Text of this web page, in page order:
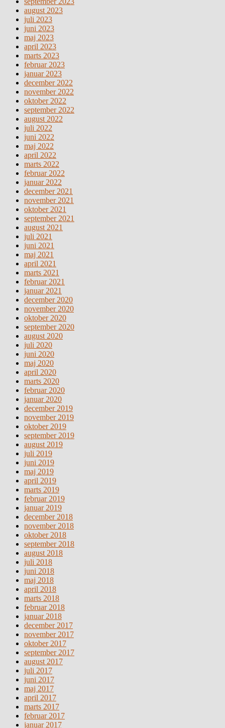
august 2023
juli 2023
juni 2023
maj 2023
april 2023
marts 2023
februar 2023
januar 2023
december 2022
november 2022
oktober 2022
september 2022
august 2022
juli 2022
juni 2022
maj 2022
april 2022
marts 2022
februar 2022
januar 2022
december 2021
november 2021
oktober 2021
september 2021
august 2021
juli 2021
juni 2021
maj 2021
april 2021
marts 2021
februar 2021
januar 2021
december 2020
november 2020
oktober 2020
september 2020
august 2020
juli 2020
juni 2020
maj 2020
april 2020
marts 2020
februar 2020
januar 2020
december 2019
november 2019
oktober 2019
september 2019
august 2019
juli 2019
juni 2019
maj 2019
april 2019
marts 2019
februar 2019
januar 2019
december 2018
november 2018
oktober 2018
september 2018
august 2018
juli 2018
juni 2018
maj 2018
april 2018
marts 2018
februar 2018
januar 2018
december 2017
november 2017
oktober 2017
september 2017
august 2017
juli 2017
juni 2017
maj 2017
april 2017
marts 2017
februar 2017
januar 2017